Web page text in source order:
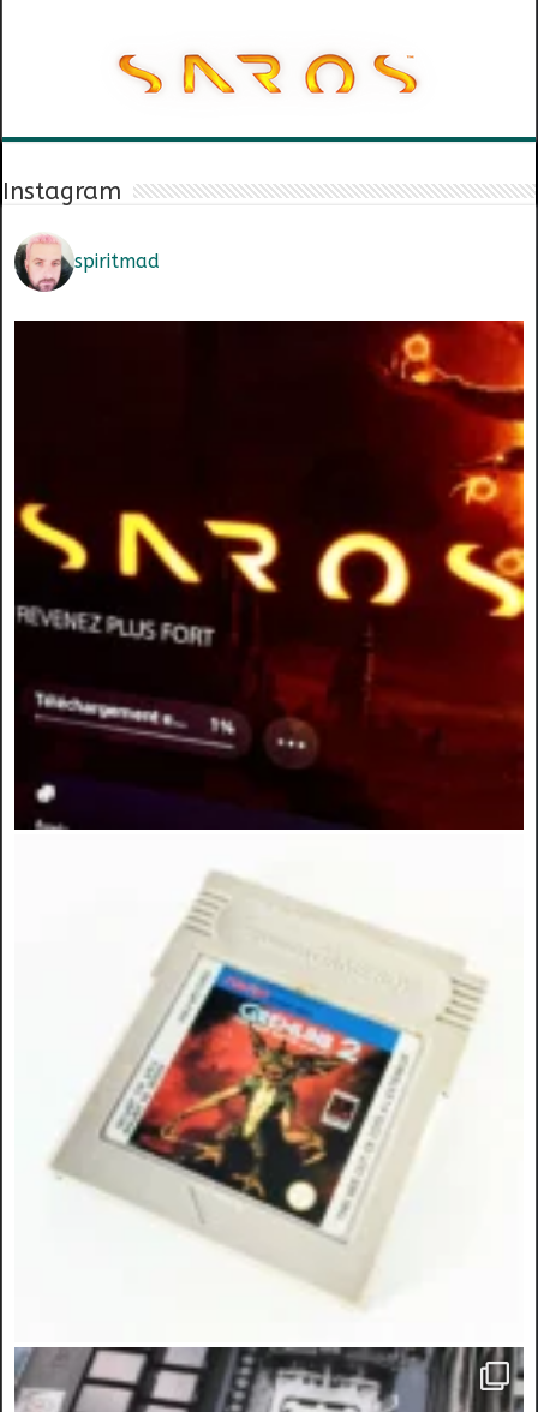
Instagram
spiritmad